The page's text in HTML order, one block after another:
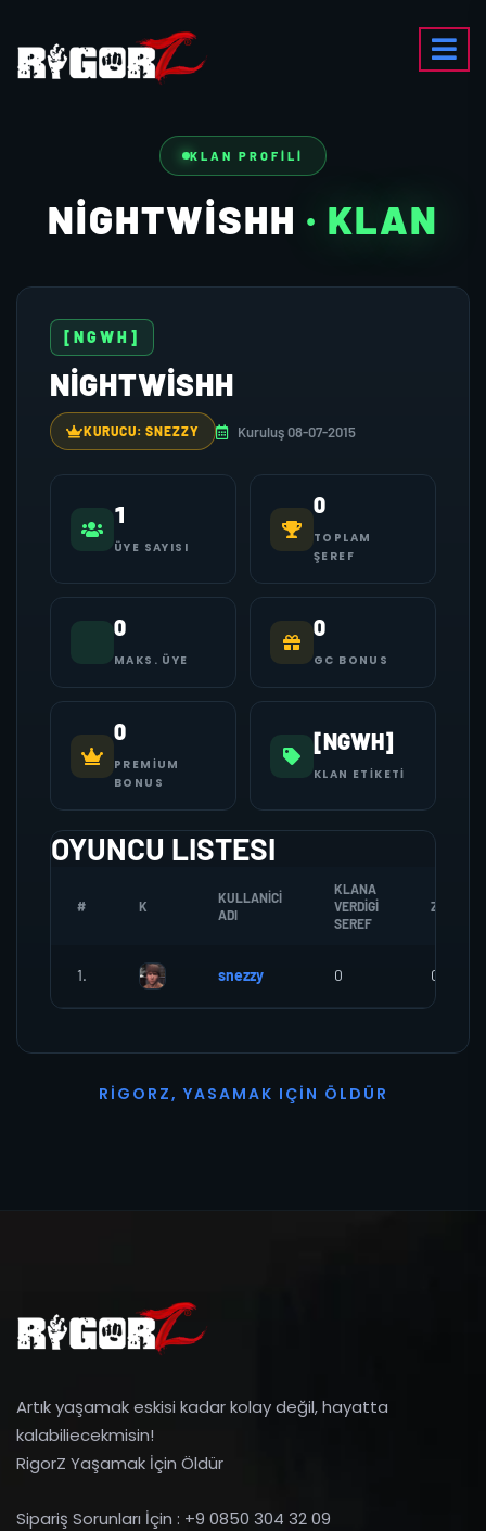
KLAN PROFILI
NIGHTWISHH · KLAN
[NGWH]
NIGHTWISHH
KURUCU: SNEZZY Kuruluş 08-07-2015
1
ÜYE SAYISI
0
TOPLAM
ŞEREF
0
MAKS. ÜYE
0
GC BONUS
0
PREMIUM
BONUS
[NGWH]
KLAN ETIKETI
OYUNCU LISTESI
# K
KULLANICI
ADI
KLANA
VERDIGI
SEREF
ZOMBI
1. snezzy 0 0
R I G O R Z, YASAMAK I ÇI N Ö L D Ü R
Artık yaşamak eskisi kadar kolay değil, hayatta
kalabiliecekmisin!
RigorZ Yaşamak İçin Öldür
Sipariş Sorunları İçin : +9 0850 304 32 09